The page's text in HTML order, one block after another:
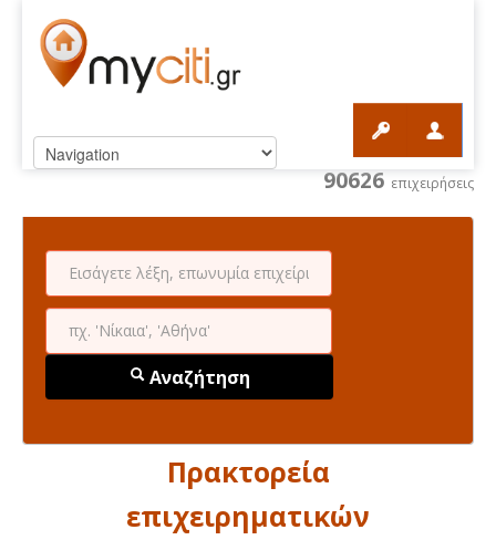
90626 επιχειρήσεις
Αναζήτηση
Πρακτορεία
επιχειρηματικών